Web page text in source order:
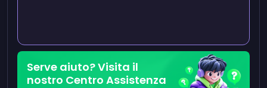
Serve aiuto? Visita il
nostro Centro Assistenza